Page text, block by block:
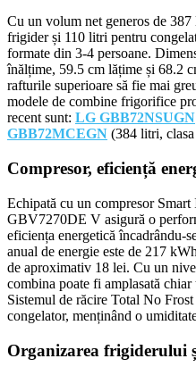
Cu un volum net generos de
frigider și 110 litri pentru
formate din 3-4 persoane.
înălțime, 59.5 cm lățime și 68.2
rafturile superioare să fie mai
modele de combine frigorifice
recent sunt: LG GBB72NSUGN
GBB72MCEGN (384 litri,
Compresor, eficiență
Echipată cu un compresor
GBV7270DE V asigură o
eficiența energetică încadrându-
anual de energie este de 217
de aproximativ 18 lei. Cu un
combina poate fi amplasată
Sistemul de răcire Total No
congelator, menținând o
Organizarea frigiderului